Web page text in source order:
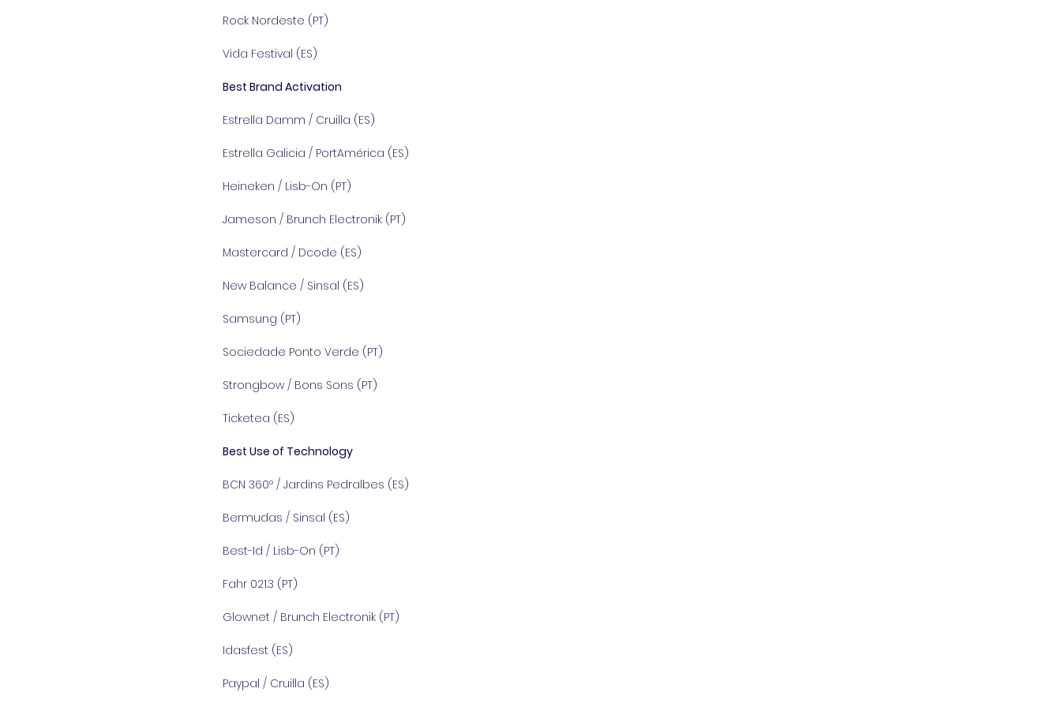
Rock Nordeste (PT)
Vida Festival (ES)
Best Brand Activation
Estrella Damm / Cruilla (ES)
Estrella Galicia / PortAmérica (ES)
Heineken / Lisb-On (PT)
Jameson / Brunch Electronik (PT)
Mastercard / Dcode (ES)
New Balance / Sinsal (ES)
Samsung (PT)
Sociedade Ponto Verde (PT)
Strongbow / Bons Sons (PT)
Ticketea (ES)
Best Use of Technology
BCN 360º / Jardins Pedralbes (ES)
Bermudas / Sinsal (ES)
Best-Id / Lisb-On (PT)
Fahr 021.3 (PT)
Glownet / Brunch Electronik (PT)
Idasfest (ES)
Paypal / Cruilla (ES)